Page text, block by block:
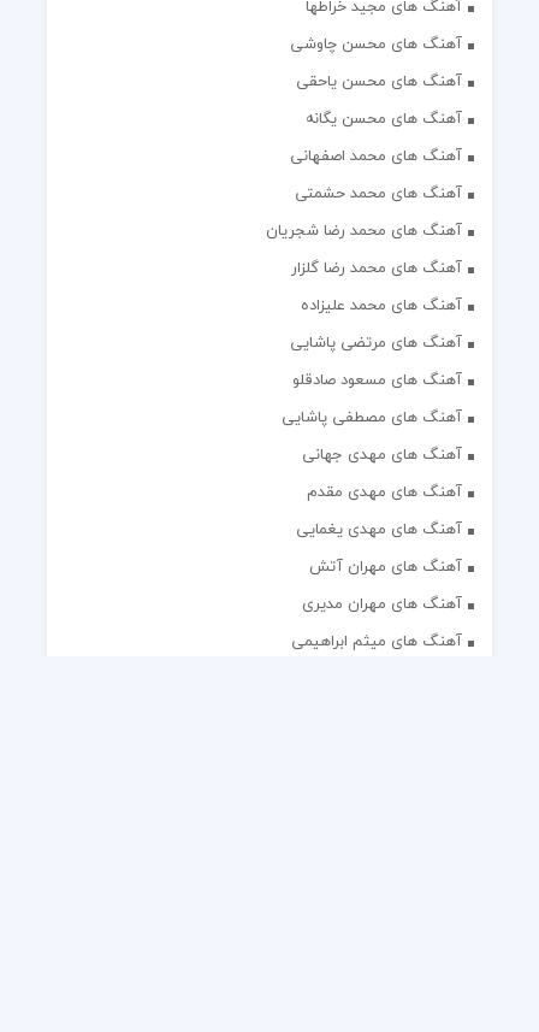
آهنگ های مجید خراطها
آهنگ های محسن چاوشی
آهنگ های محسن یاحقی
آهنگ های محسن یگانه
آهنگ های محمد اصفهانی
آهنگ های محمد حشمتی
آهنگ های محمد رضا شجریان
آهنگ های محمد رضا گلزار
آهنگ های محمد علیزاده
آهنگ های مرتضی پاشایی
آهنگ های مسعود صادقلو
آهنگ های مصطفی پاشایی
آهنگ های مهدی جهانی
آهنگ های مهدی مقدم
آهنگ های مهدی یغمایی
آهنگ های مهران آتش
آهنگ های مهران مدیری
آهنگ های میثم ابراهیمی